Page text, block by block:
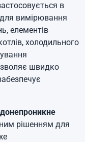
в
вимірювання
елементів
холодильного
швидко
рішенням для